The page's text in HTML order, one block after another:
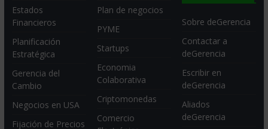
Estados
Financieros
Planificación
Estratégica
Gerencia del
Cambio
Negocios en USA
Fijación de Precios
Plan de negocios
PYME
Startups
Economia
Colaborativa
Criptomonedas
Comercio
Sobre deGerencia
Contactar a
deGerencia
Escribir en
deGerencia
Aliados
deGerencia